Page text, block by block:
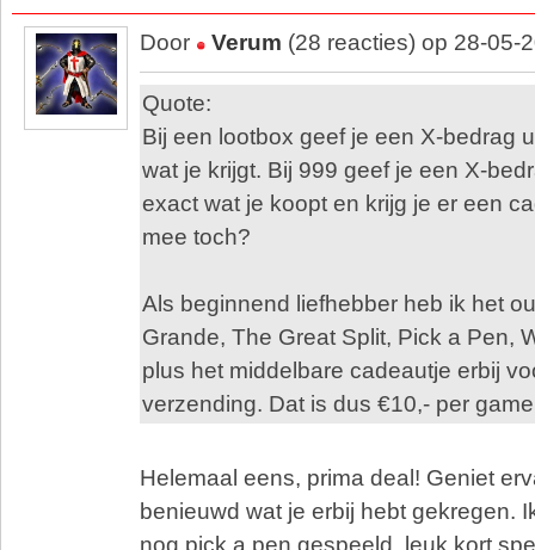
Door Verum (28 reacties) op 28-05-
Quote:
Bij een lootbox geef je een X-bedrag
wat je krijgt. Bij 999 geef je een X-
exact wat je koopt en krijg je er een
mee toch?
Als beginnend liefhebber heb ik het
Grande, The Great Split, Pick a Pen,
plus het middelbare cadeautje erbij
verzending. Dat is dus €10,- per
Helemaal eens, prima deal! Geniet
benieuwd wat je erbij hebt gekregen.
nog pick a pen gespeeld, leuk kort